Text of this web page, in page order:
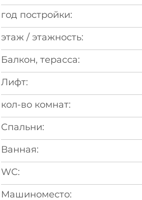
год постройки:
этаж / этажность:
Балкон, терасса:
Лифт:
кол-во комнат:
Спальни:
Ванная:
WC:
Машиноместо: